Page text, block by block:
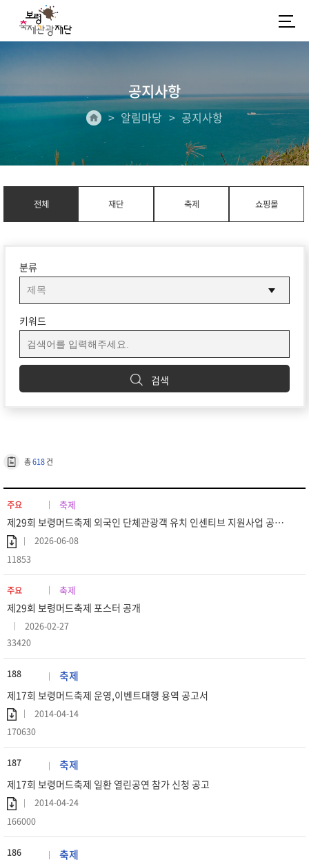
공지사항
알림마당 공지사항
전체 재단 축제 쇼핑몰
분류
키워드
검색
총618건
주요 축제
제29회 보령머드축제 외국인 단체관광객 유치 인센티브 지원사업 공고 (재공고)
2026-06-08
11853
주요 축제
제29회 보령머드축제 포스터 공개
2026-02-27
33420
188 축제
제17회 보령머드축제 운영,이벤트대행 용역 공고서
2014-04-14
170630
187 축제
제17회 보령머드축제 일환 열린공연 참가 신청 공고
2014-04-24
166000
186 축제